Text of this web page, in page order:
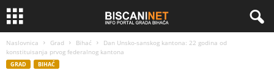
Naslovnica Grad Bihać
Dan Unsko-sanskog kantona: 22 godina od
konstituisanja prvog federalnog kantona
GRAD BIHAĆ